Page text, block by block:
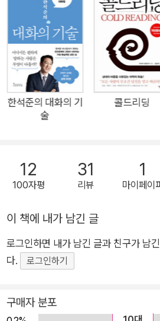
에, 이, 오, 우’와 같은 모음만 확실하게
표 울렁증이 있는 사람에게는 실제 발
반복해서 연습해보라는 솔루션을, 만만
민하는 사람에게는 말끝을 흐리지 말
발음하라는 솔루션을 제안한다. 특히
예문과 함께 한석준 아나운서가 직접
드를 수록해 실제 현장에서 강의를 받
몰라보게 성장했음을 발견하게 될 것이다. “말하기에 자신
기면 인생이 바뀝니다!” 수천 명의 스
은 없습니다.” 한석준 아나운서가 스피
서로서 활약했던 그에게도 ‘말하기’가
그는 아나운서로서 첫발을 뗐던 순간
고 연습하면 반드시 말하기 실력이 향
한석준의 대화의 기
술
콜드리딩
12
100자평
31
리뷰
1
마이페이
이 책에 내가 남긴 글
로그인하면 내가 남긴 글과 친구가 남
다.
로그인하기
구매자 분포